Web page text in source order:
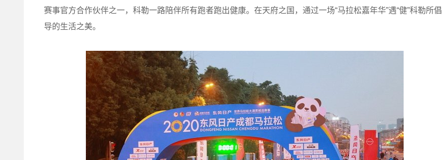
赛事官方合作伙伴之一，科勒一路陪伴所有跑者跑出健康。在天府之国，通过一场“马拉松嘉年华”遇“健”科勒所倡
导的生活之美。